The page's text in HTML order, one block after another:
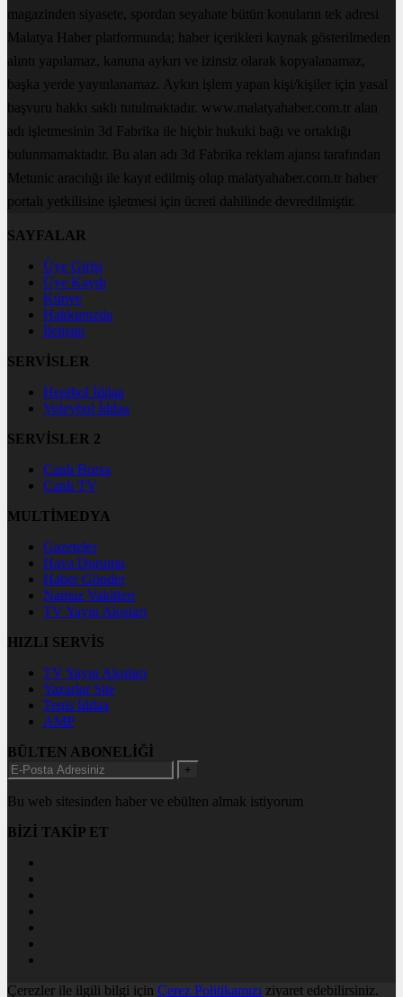
magazinden siyasete, spordan seyahate bütün konuların tek adresi
Malatya Haber platformunda; haber içerikleri kaynak gösterilmeden
alıntı yapılamaz, kanuna aykırı ve izinsiz olarak kopyalanamaz,
başka yerde yayınlanamaz. Aykırı işlem yapan kişi/kişiler için yasal
başvuru hakkı saklı tutulmaktadır. www.malatyahaber.com.tr alan
adı işletmesinin 3d Fabrika ile hiçbir hukuki bağı ve ortaklığı
bulunmamaktadır. Bu alan adı 3d Fabrika reklam ajansı tarafından
Metunic aracılığı ile kayıt edilmiş olup malatyahaber.com.tr haber
portalı yetkilisine işletmesi için ücreti dahilinde devredilmiştir.
SAYFALAR
Üye Girişi
Üye Kaydı
Künye
Hakkımızda
İletişim
SERVİSLER
Hentbol İddaa
Voleybol İddaa
SERVİSLER 2
Canlı Borsa
Canlı TV
MULTİMEDYA
Gazeteler
Hava Durumu
Haber Gönder
Namaz Vakitleri
TV Yayın Akışları
HIZLI SERVİS
TV Yayın Akışları
Yazarlar Site
Tenis İddaa
AMP
BÜLTEN ABONELİĞİ
+
Bu web sitesinden haber ve ebülten almak istiyorum
BİZİ TAKİP ET
Çerezler ile ilgili bilgi için Çerez Politikamızı ziyaret edebilirsiniz.